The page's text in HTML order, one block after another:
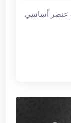
عنصر أساسي